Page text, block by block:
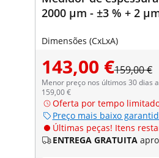
2000 μm - ±3 % + 2
Dimensões (CxLxA)
143,00 €159,00 €
Menor preço nos últimos 30 dias
159,00 €
Oferta por tempo
Preço mais baixo
Últimas peças! Itens
ENTREGA GRATUITA